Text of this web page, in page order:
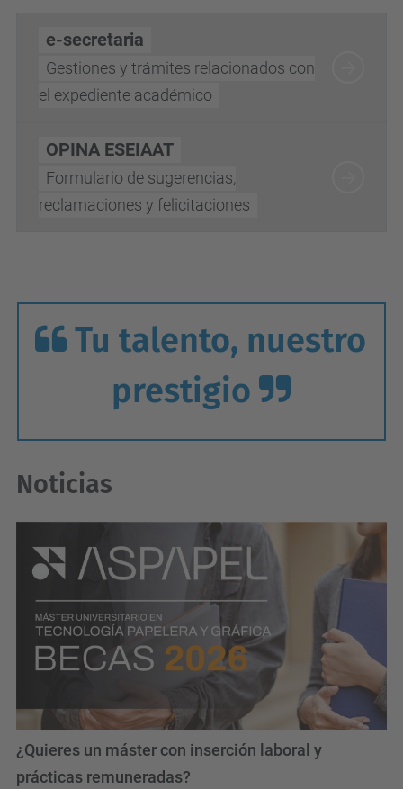
e-secretaria
Gestiones y trámites relacionados con
el expediente académico
OPINA ESEIAAT
Formulario de sugerencias,
reclamaciones y felicitaciones
Tu talento, nuestro
prestigio
Noticias
¿Quieres un máster con inserción laboral y
prácticas remuneradas?